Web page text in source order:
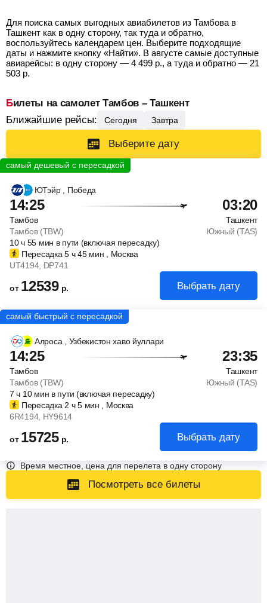
Для поиска самых выгодных авиабилетов из Тамбова в
Ташкент как в одну сторону, так туда и обратно,
воспользуйтесь календарем цен. Выберите подходящие
даты и нажмите кнопку «Найти». В августе самые доступные
авиарейсы: в одну сторону — 4 499 р., а туда и обратно — 21
503 р.
Билеты на самолет Тамбов – Ташкент
Ближайшие рейсы:
Сегодня Завтра
Выберите дату
ЮТэйр , Победа
14:25 03:20
Тамбов
Ташкент
Тамбов (TBW)
Южный (TAS)
10ч55 мин в пути (включая пересадку)
Пересадка 5 ч45 мин , Москва
UT4194, DP741
от 12539 р. Выбрать дату
Алроса , Узбекистон хаво йуллари
14:25 23:35
Тамбов
Ташкент
Тамбов (TBW)
Южный (TAS)
7ч 10 мин в пути (включая пересадку)
Пересадка 2 ч5 мин , Москва
6R4194, HY9614
от 15725 р. Выбрать дату
Время местное, цена для перелета в одну сторону
Посмотреть все билеты